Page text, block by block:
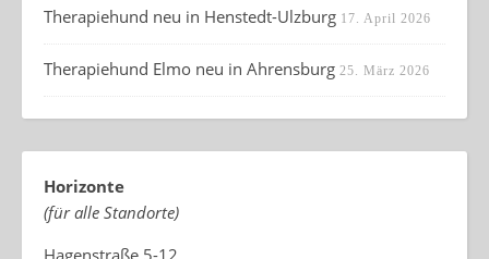
Therapiehund neu in Henstedt-Ulzburg 17. April 2026
Therapiehund Elmo neu in Ahrensburg 25. März 2026
Horizonte
(für alle Standorte)
Hagenstraße 5-12